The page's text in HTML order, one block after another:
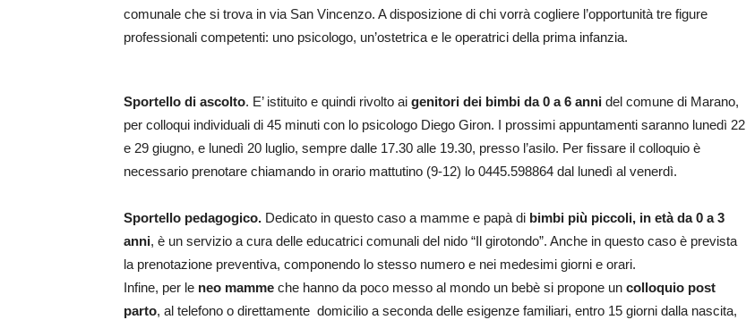
comunale che si trova in via San Vincenzo. A disposizione di chi vorrà cogliere l’opportunità tre figure
professionali competenti: uno psicologo, un’ostetrica e le operatrici della prima infanzia.
Sportello di ascolto. E’ istituito e quindi rivolto ai genitori dei bimbi da 0 a 6 anni del comune di Marano,
per colloqui individuali di 45 minuti con lo psicologo Diego Giron. I prossimi appuntamenti saranno lunedì 22
e 29 giugno, e lunedì 20 luglio, sempre dalle 17.30 alle 19.30, presso l’asilo. Per fissare il colloquio è
necessario prenotare chiamando in orario mattutino (9-12) lo 0445.598864 dal lunedì al venerdì.
Sportello pedagogico. Dedicato in questo caso a mamme e papà di bimbi più piccoli, in età da 0 a 3
anni, è un servizio a cura delle educatrici comunali del nido “Il girotondo”. Anche in questo caso è prevista
la prenotazione preventiva, componendo lo stesso numero e nei medesimi giorni e orari.
Infine, per le neo mamme che hanno da poco messo al mondo un bebè si propone un colloquio post
parto, al telefono o direttamente domicilio a seconda delle esigenze familiari, entro 15 giorni dalla nascita,